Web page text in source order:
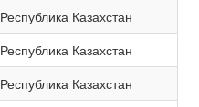
Республика Казахстан
Республика Казахстан
Республика Казахстан